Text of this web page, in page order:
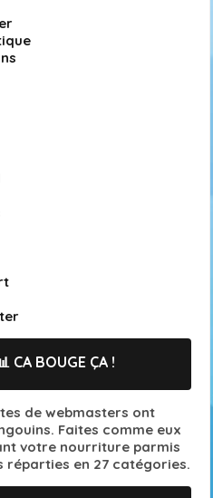
CA BOUGE ÇA !
de webmasters ont
Faites comme eux
votre nourriture parmis
réparties en 27 catégories.